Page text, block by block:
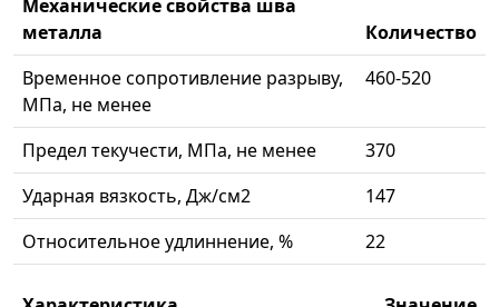
Механические свойства шва
металла
Количество
Временное сопротивление разрыву,
МПа, не менее
460-520
Предел текучести, МПа, не менее
370
Ударная вязкость, Дж/см2
147
Относительное удлиннение, %
22